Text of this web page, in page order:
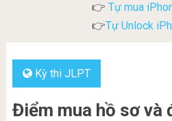
👉 Tự mua
👉Tự Unlock
Kỳ thi JLPT
Điểm mua hồ sơ và